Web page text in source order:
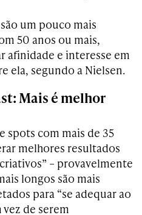
um pouco mais
50 anos ou mais,
afinidade e interesse em
ela, segundo a Nielsen.
Mais é melhor
spots com mais de 35
melhores resultados
– provavelmente
longos são mais
para “se adequar ao
vez de serem